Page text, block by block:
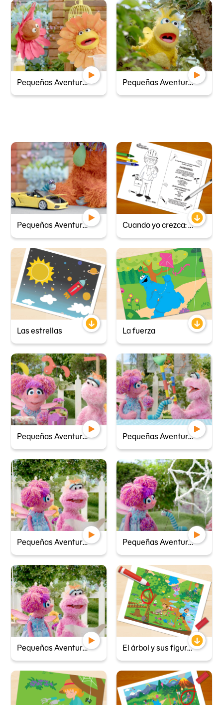
Pequeñas Aventureras - Mezcla de colores Pequeñas Aventureras - La canción del pajarito
Pequeñas Aventureras - Arrancan Cuando yo crezca: ingenieria
Las estrellas La fuerza
Pequeñas Aventureras - La varita pegajosa Pequeñas Aventureras - El huevo en el nido
Pequeñas Aventureras - El mapa del tesoro Pequeñas Aventureras - Araña y su telaraña
Pequeñas Aventureras - El mapa del tesoro El árbol y sus figuras